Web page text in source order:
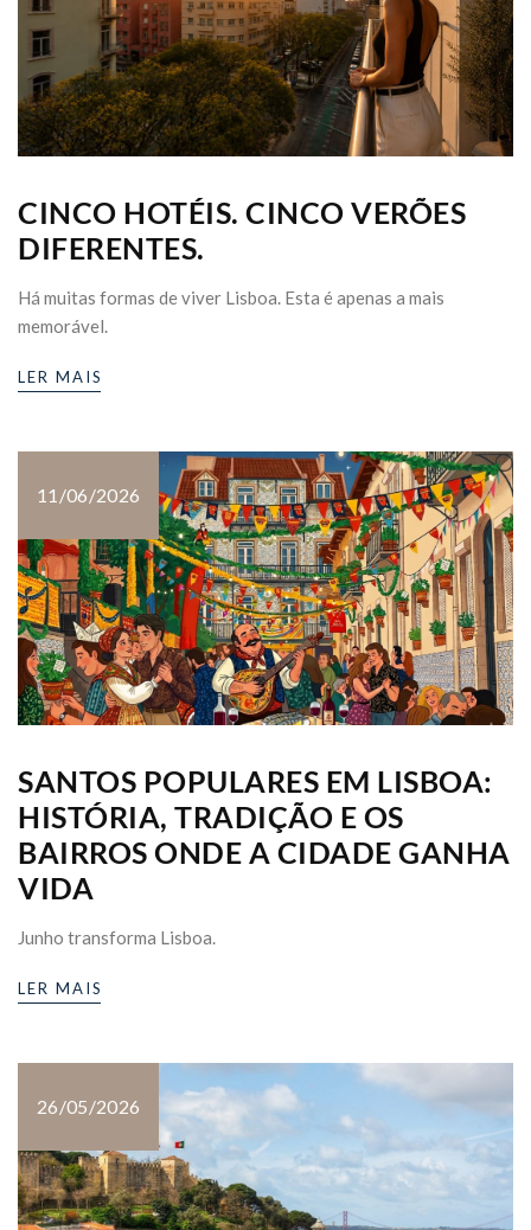
CINCO HOTÉIS. CINCO VERÕES
DIFERENTES.
Há muitas formas de viver Lisboa. Esta é apenas a mais
memorável.
LER MAIS
11/06/2026
SANTOS POPULARES EM LISBOA:
HISTÓRIA, TRADIÇÃO E OS
BAIRROS ONDE A CIDADE GANHA
VIDA
Junho transforma Lisboa.
LER MAIS
26/05/2026